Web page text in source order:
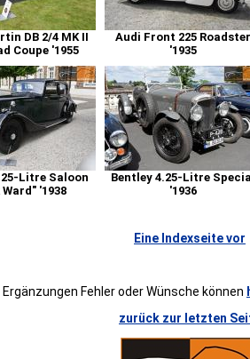
DB 2/4 MK II
Coupe '1955
Audi Front 225 Roadster
'1935
Litre Saloon
'1938
Bentley 4.25-Litre
'1936
Eine Indexseite vor
Ergänzungen Fehler oder Wünsche können
zurück zur letzten